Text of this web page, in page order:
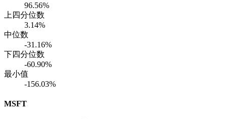
96.56%
上四分位数
3.14%
中位数
-31.16%
下四分位数
-60.90%
最小值
-156.03%
MSFT